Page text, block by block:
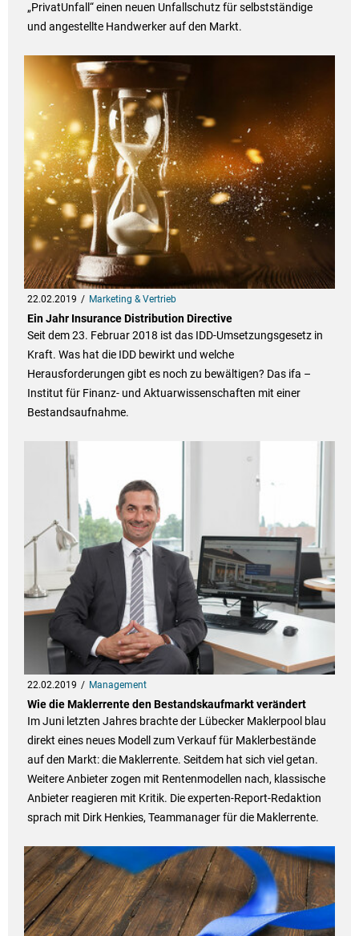
„PrivatUnfall“ einen neuen Unfallschutz für selbstständige
und angestellte Handwerker auf den Markt.
22.02.2019 Marketing & Vertrieb
Ein Jahr Insurance Distribution Directive
Seit dem 23. Februar 2018 ist das IDD-Umsetzungsgesetz in
Kraft. Was hat die IDD bewirkt und welche
Herausforderungen gibt es noch zu bewältigen? Das ifa –
Institut für Finanz- und Aktuarwissenschaften mit einer
Bestandsaufnahme.
22.02.2019 Management
Wie die Maklerrente den Bestandskaufmarkt verändert
Im Juni letzten Jahres brachte der Lübecker Maklerpool blau
direkt eines neues Modell zum Verkauf für Maklerbestände
auf den Markt: die Maklerrente. Seitdem hat sich viel getan.
Weitere Anbieter zogen mit Rentenmodellen nach, klassische
Anbieter reagieren mit Kritik. Die experten-Report-Redaktion
sprach mit Dirk Henkies, Teammanager für die Maklerrente.